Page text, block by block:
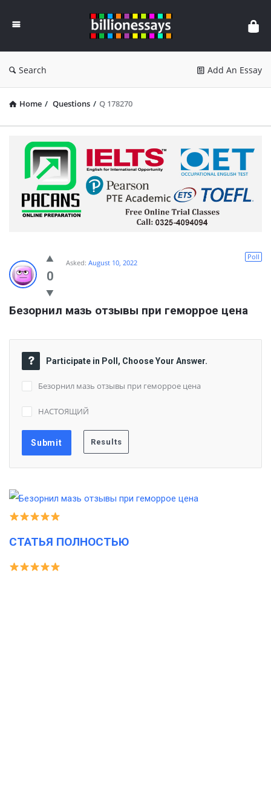
Essays
Search Add An Essay
Home / Questions / Q 178270
0
Poll
Asked: August 10, 2022
Безорнил мазь отзывы при геморрое цена
Participate in Poll, Choose Your Answer.
Безорнил мазь отзывы при геморрое цена
НАСТОЯЩИЙ
СТАТЬЯ ПОЛНОСТЬЮ